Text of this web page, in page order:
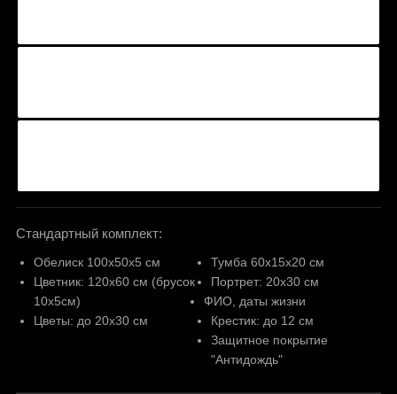
Стандартный комплект:
Обелиск 100х50х5 см
Тумба 60х15х20 см
Цветник: 120х60 см (брусок
10х5см)
Портрет: 20х30 см
ФИО, даты жизни
Крестик: до 12 см
Цветы: до 20х30 см
Защитное покрытие
"Антидождь"